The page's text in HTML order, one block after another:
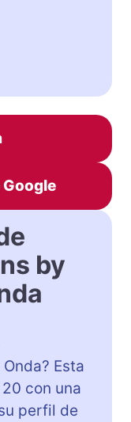
Google
by
Esta
con una
perfil de